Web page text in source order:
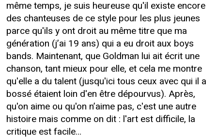
même temps, je suis heureuse qu'il existe encore
des chanteuses de ce style pour les plus jeunes
parce qu'ils y ont droit au même titre que ma
génération (j’ai 19 ans) qui a eu droit aux boys
bands. Maintenant, que Goldman lui ait écrit une
chanson, tant mieux pour elle, et cela me montre
qu'elle a du talent (jusqu'ici tous ceux avec qui il a
bossé étaient loin d'en être dépourvus). Après,
qu'on aime ou qu'on n’aime pas, c'est une autre
histoire mais comme on dit : l'art est difficile, la
critique est facile…